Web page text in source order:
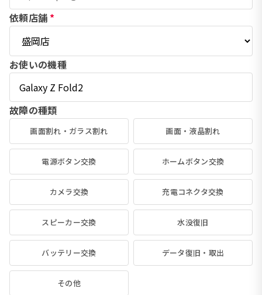
依頼店舗 *
お使いの機種
故障の種類
画面割れ・ガラス割れ 画面・液晶割れ
電源ボタン交換 ホームボタン交換
カメラ交換 充電コネクタ交換
スピーカー交換 水没復旧
バッテリー交換 データ復旧・取出
その他